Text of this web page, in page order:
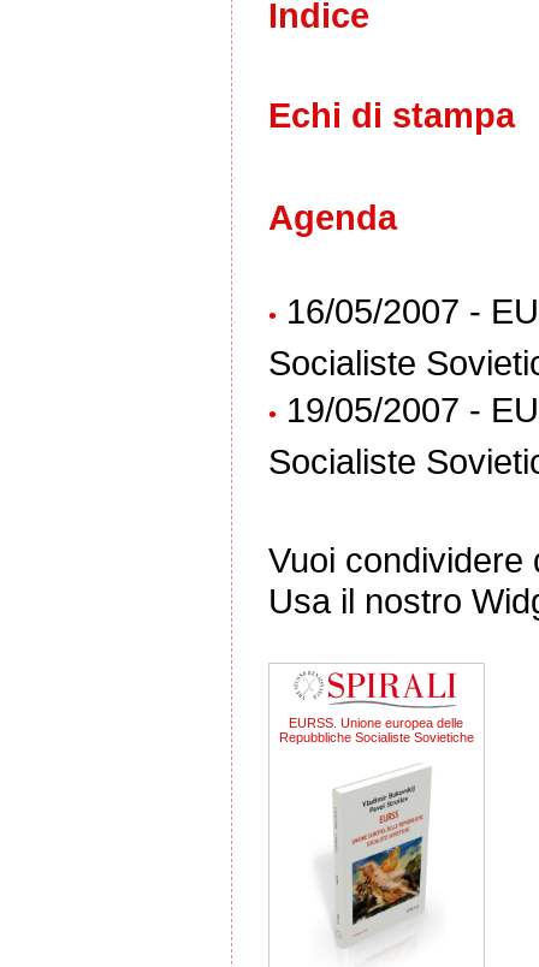
Indice
Echi di stampa
Agenda
• 16/05/2007 -
Socialiste
• 19/05/2007 -
Socialiste
Vuoi condividere
Usa il nostro
EURSS. Unione europea delle
Repubbliche Socialiste Sovietiche